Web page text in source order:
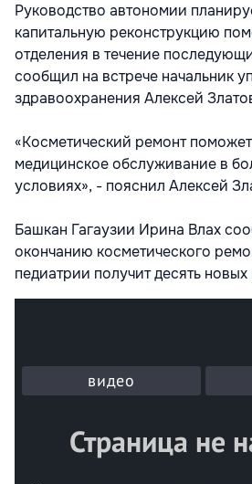
Руководство автономии
капитальную реконструкцию
отделения в течение
сообщил на встрече начальник
здравоохранения Алексей
«Косметический ремонт
медицинское обслуживание в
условиях», - пояснил Алексей
Башкан Гагаузии Ирина Влах
окончанию косметического
педиатрии получит десять новых